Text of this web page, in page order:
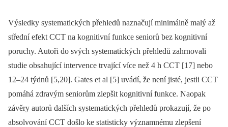
Výsledky systematických přehledů naznačují minimálně malý až
střední efekt CCT na kognitivní funkce seniorů bez kognitivní
poruchy. Autoři do svých systematických přehledů zahrnovali
studie obsahující intervence trvající více než 4 h CCT [17] nebo
12–24 týdnů [5,20]. Gates et al [5] uvádí, že není jisté, jestli CCT
pomáhá zdravým seniorům zlepšit kognitivní funkce. Naopak
závěry autorů dalších systematických přehledů prokazují, že po
absolvování CCT došlo ke statisticky významnému zlepšení